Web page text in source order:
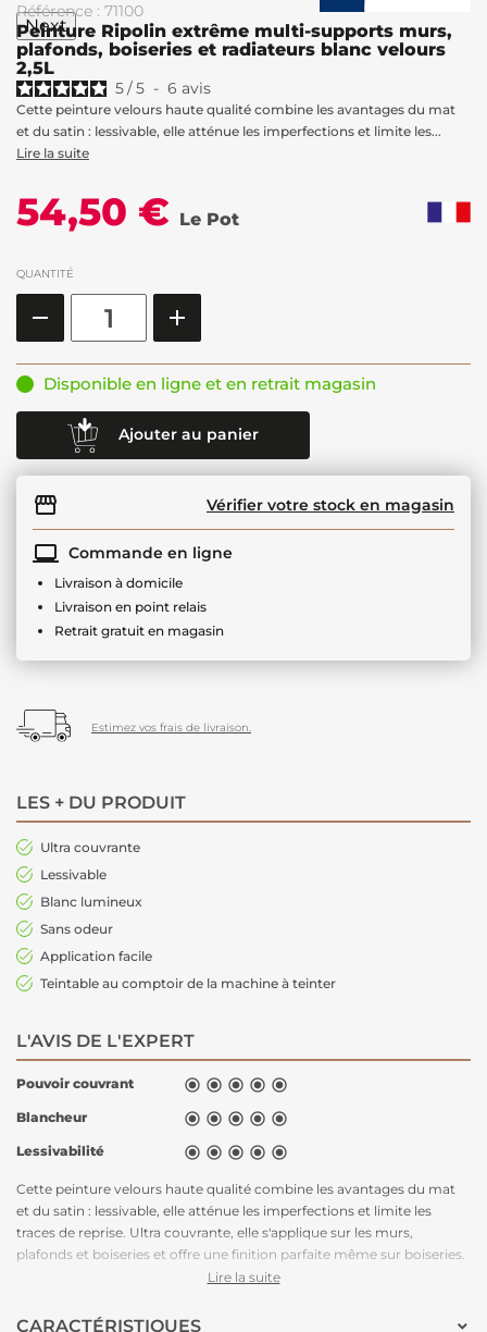
Next
Référence : 71100
Peinture Ripolin extrême multi-supports murs,
plafonds, boiseries et radiateurs blanc velours
2,5L
5/5 - 6 avis
Cette peinture velours haute qualité combine les avantages du mat
et du satin : lessivable, elle atténue les imperfections et limite les...
Lire la suite
54,50 € Le Pot
QUANTITÉ
Disponible en ligne et en retrait magasin
Ajouter au panier
Vérifier votre stock en magasin
Commande en ligne
Livraison à domicile
Livraison en point relais
Retrait gratuit en magasin
Estimez vos frais de livraison.
LES + DU PRODUIT
Ultra couvrante
Lessivable
Blanc lumineux
Sans odeur
Application facile
Teintable au comptoir de la machine à teinter
L'AVIS DE L'EXPERT
Pouvoir couvrant     
Blancheur     
Lessivabilité     
Cette peinture velours haute qualité combine les avantages du mat
et du satin : lessivable, elle atténue les imperfections et limite les
traces de reprise. Ultra couvrante, elle s'applique sur les murs,
plafonds et boiseries et offre une finition parfaite même sur boiseries.
Son aspect soyeux et chaleureux confère aux pièces un aspect
Lire la suite
CARACTÉRISTIQUES